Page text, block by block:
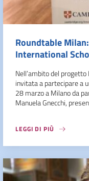
Roundtable
International
Nell’ambito del
invitata a partecipare a
28 marzo a Milano da
Manuela Gnecchi,
LEGGI DI PIÙ